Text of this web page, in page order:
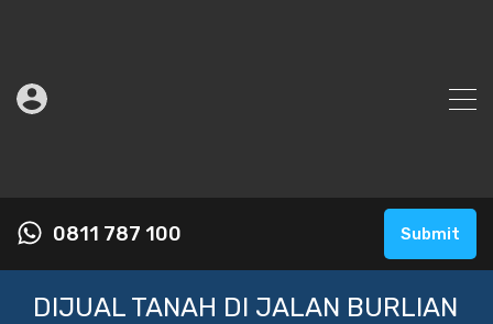
0811 787 100 Submit
DIJUAL TANAH DI JALAN BURLIAN